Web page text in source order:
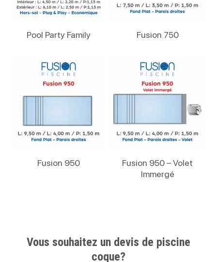
Pool Party Family Fusion 750
Fusion 950
Fusion 950 – Volet
Immergé
Vous souhaitez un devis de piscine
coque?